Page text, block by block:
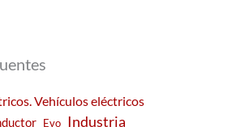
Vehículos eléctricos
Evo Industria